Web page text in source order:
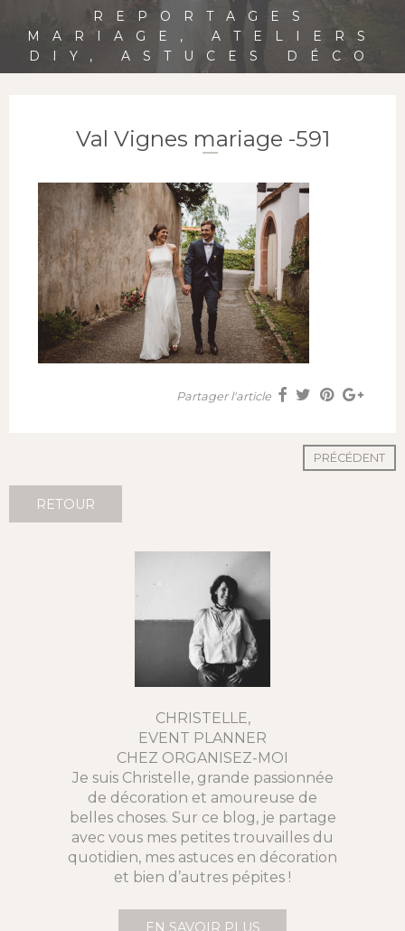
REPORTAGES
MARIAGE, ATELIERS
DIY, ASTUCES DÉCO
Val Vignes mariage -591
Partager l'article
PRÉCÉDENT
RETOUR
CHRISTELLE,
EVENT PLANNER
CHEZ ORGANISEZ-MOI
Je suis Christelle, grande passionnée
de décoration et amoureuse de
belles choses. Sur ce blog, je partage
avec vous mes petites trouvailles du
quotidien, mes astuces en décoration
et bien d’autres pépites !
EN SAVOIR PLUS